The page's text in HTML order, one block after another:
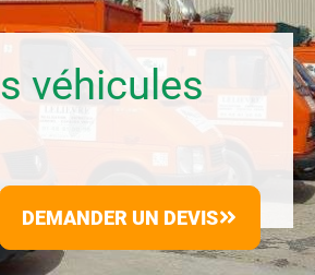
DEMANDER UN DEVIS
véhicules